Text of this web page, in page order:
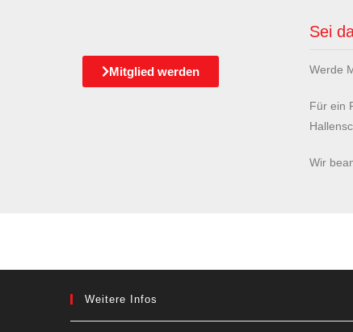
Mitglied werden
Sei
Werde
Für ein
Wir
Weitere Infos